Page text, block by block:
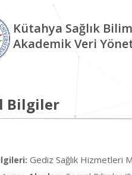
Kütahya Sağlık
Akademik Veri
Bilgiler
Gediz Sağlık Hizmetleri